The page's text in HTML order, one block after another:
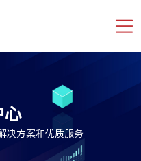
心
决方案和优质服务